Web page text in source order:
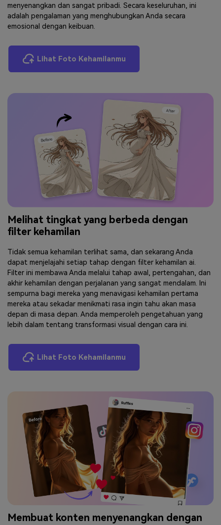
menyenangkan dan sangat pribadi. Secara keseluruhan, ini
adalah pengalaman yang menghubungkan Anda secara
emosional dengan keibuan.
Lihat Foto Kehamilanmu
Melihat tingkat yang berbeda dengan
filter kehamilan
Tidak semua kehamilan terlihat sama, dan sekarang Anda
dapat menjelajahi setiap tahap dengan filter kehamilan ai.
Filter ini membawa Anda melalui tahap awal, pertengahan, dan
akhir kehamilan dengan perjalanan yang sangat mendalam. Ini
sempurna bagi mereka yang menavigasi kehamilan pertama
mereka atau sekadar menikmati rasa ingin tahu akan masa
depan di masa depan. Anda memperoleh pengetahuan yang
lebih dalam tentang transformasi visual dengan cara ini.
Lihat Foto Kehamilanmu
Membuat konten menyenangkan dengan